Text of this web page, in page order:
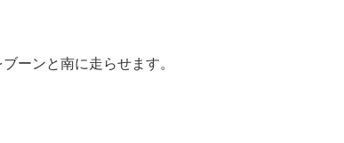
ーンと南に走らせます。